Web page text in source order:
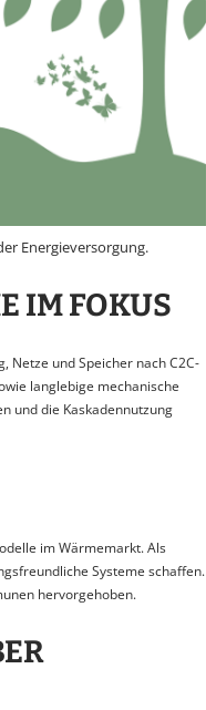
Energieversorgung.
IM FOKUS
Netze und Speicher nach C2C-
langlebige mechanische
und die Kaskadennutzung
im Wärmemarkt. Als
Systeme schaffen.
hervorgehoben.